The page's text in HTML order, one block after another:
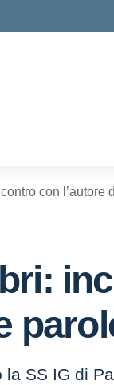
con
SS IG di